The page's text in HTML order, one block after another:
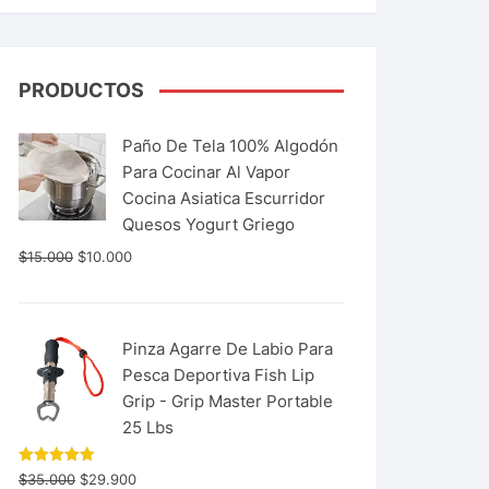
PRODUCTOS
Paño De Tela 100% Algodón
Para Cocinar Al Vapor
Cocina Asiatica Escurridor
Quesos Yogurt Griego
$15.000 $10.000
Pinza Agarre De Labio Para
Pesca Deportiva Fish Lip
Grip - Grip Master Portable
25 Lbs
Valorado
$35.000 $29.900